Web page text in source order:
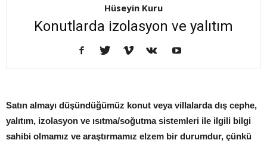
Hüseyin Kuru
Konutlarda izolasyon ve yalıtım
Satın almayı düşündüğümüz konut veya villalarda dış cephe,
yalıtım, izolasyon ve ısıtma/soğutma sistemleri ile ilgili bilgi
sahibi olmamız ve araştırmamız elzem bir durumdur, çünkü